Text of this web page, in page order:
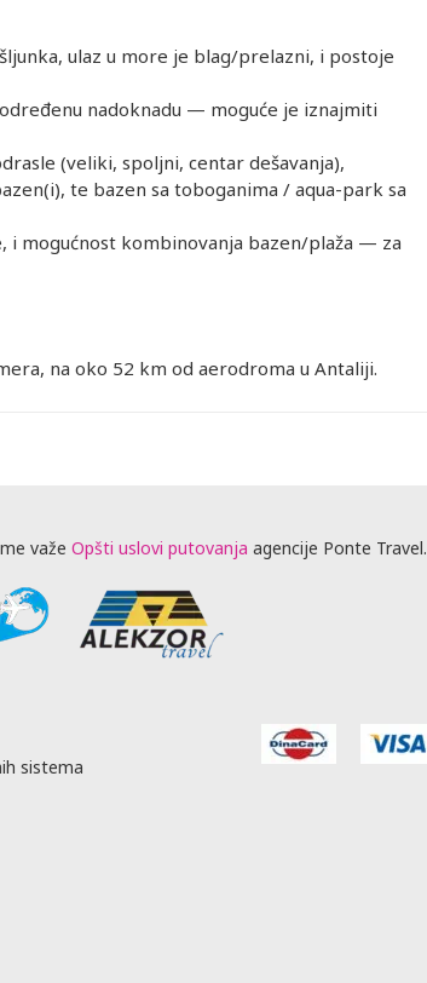
ulaz u more je blag/prelazni, i postoje
nadoknadu — moguće je iznajmiti
(veliki, spoljni, centar dešavanja),
te bazen sa toboganima / aqua-park sa
i mogućnost kombinovanja bazen/plaža — za
na oko 52 km od aerodroma u Antaliji.
važe Opšti uslovi putovanja agencije Ponte Travel.
sistema